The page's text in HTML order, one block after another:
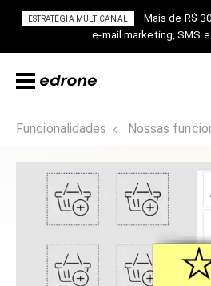
ESTRATÉGIA MULTICANAL
Mais de R$
e-mail marketing, SMS e
Funcionalidades Nossas